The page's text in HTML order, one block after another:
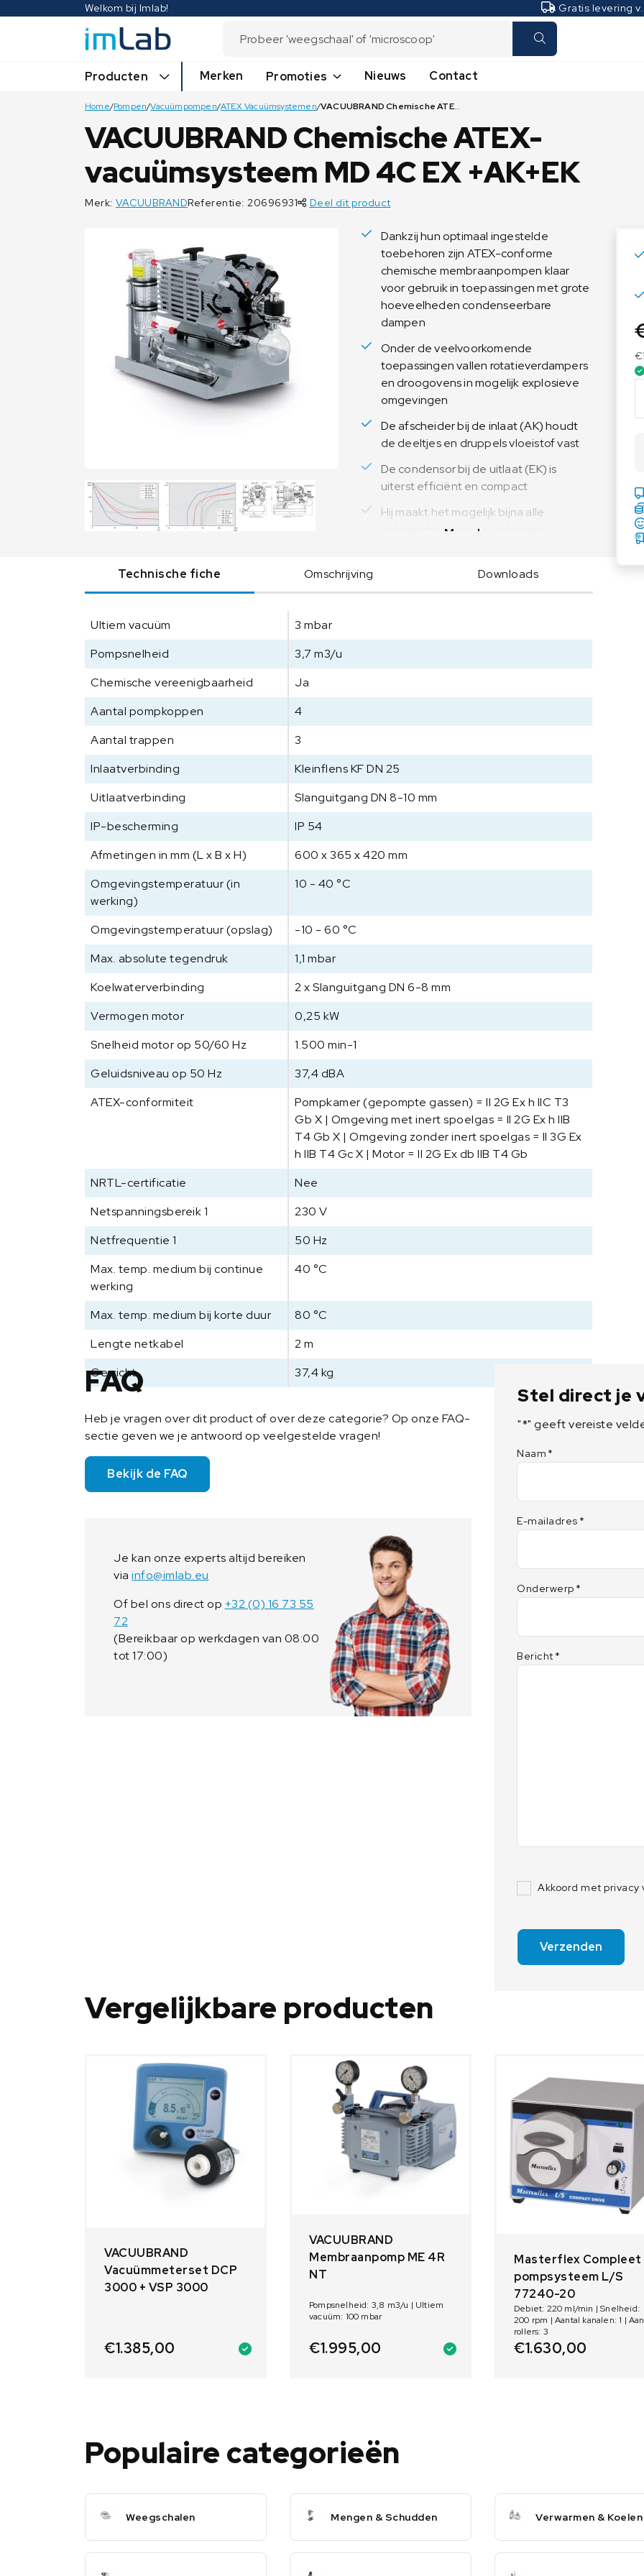
Welkom bij Imlab! Gratis levering
Producten
Laboratoriumweegschalen
Analyseweegschalen
Precisieweegschalen
Vochtbepalers
Hangweegschalen -
Kraanweegschalen
Plateauweegschalen
Transpallet weegschalen
Vloerweegschalen
Voedingsweegschalen
Babyweegschalen
Handkrachtmeters
Rolstoelweegschalen
Stoelweegschalen
Merken Promoties Nieuws Contact
Home/Pompen/Vacuümpompen/ATEX Vacuümsystemen/ VACUUBRAND Chemische ATEX-vacuümsysteem MD 4C EX +AK+EK
VACUUBRAND Chemische ATEX-
vacuümsysteem MD 4C EX +AK+EK
Merk: VACUUBRANDReferentie: 20696931 Deel dit product
Dankzij hun optimaal ingestelde
toebehoren zijn ATEX-conforme
chemische membraanpompen klaar
voor gebruik in toepassingen met grote
hoeveelheden condenseerbare
dampen
Onder de veelvoorkomende
toepassingen vallen rotatieverdampers
en droogovens in mogelijk explosieve
omgevingen
De afscheider bij de inlaat (AK) houdt
de deeltjes en druppels vloeistof vast
De condensor bij de uitlaat (EK) is
uiterst efficiënt en compact
Hij maakt het mogelijk bijna alle
oplosmiddelen terug te krijgen
gebruik met inerte gassen is
inbegrepen in de levering
Meer lezen
€
C
R
A
N
D
h
Technische fiche Omschrijving Downloads
Ultiem vacuüm
3 mbar
Pompsnelheid
3,7 m3/u
Chemische vereenigbaarheid
Ja
Aantal pompkoppen
4
Aantal trappen
3
Inlaatverbinding
Kleinflens KF DN 25
Uitlaatverbinding
Slanguitgang DN 8-10 mm
IP-bescherming
IP 54
Afmetingen in mm (L x B x H)
600 x 365 x 420 mm
Omgevingstemperatuur (in
werking)
10 - 40 °C
Omgevingstemperatuur (opslag)
-10 - 60 °C
Max. absolute tegendruk
1,1 mbar
Koelwaterverbinding
2 x Slanguitgang DN 6-8 mm
Vermogen motor
0,25 kW
Snelheid motor op 50/60 Hz
1.500 min-1
Geluidsniveau op 50 Hz
37,4 dBA
ATEX-conformiteit
Pompkamer (gepompte gassen) = II 2G Ex h IIC T3
Gb X | Omgeving met inert spoelgas = II 2G Ex h IIB
T4 Gb X | Omgeving zonder inert spoelgas = II 3G Ex
h IIB T4 Gc X | Motor = II 2G Ex db IIB T4 Gb
NRTL-certificatie
Nee
Netspanningsbereik 1
230 V
Netfrequentie 1
50 Hz
Max. temp. medium bij continue
werking
40 °C
Max. temp. medium bij korte duur
80 °C
Lengte netkabel
2 m
Gewicht
37,4 kg
FAQ
Heb je vragen over dit product of over deze categorie? Op onze FAQ-
sectie geven we je antwoord op veelgestelde vragen!
Bekijk de FAQ
Je kan onze experts altijd bereiken
via info@imlab.eu
Of bel ons direct op +32 (0) 16 73 55
72
(Bereikbaar op werkdagen van 08:00
tot 17:00)
Stel direct je
"*" geeft vereiste
Naam *
E-mailadres *
Onderwerp *
Bericht *
Akkoord met privacy
Verzenden
Vergelijkbare producten
VACUUBRAND
Vacuümmeterset DCP
3000 + VSP 3000
€1.385,00
VACUUBRAND
Membraanpomp ME 4R
NT
Pompsnelheid: 3,8 m3/u | Ultiem
vacuüm: 100 mbar
€1.995,00
Masterflex Compleet
pompsysteem L/S
77240-20
Debiet: 220 ml/min | Snelheid:
200 rpm | Aantal kanalen: 1 |
rollers: 3
€1.630,00
Populaire categorieën
Weegschalen Mengen & Schudden Verwarmen & Koelen